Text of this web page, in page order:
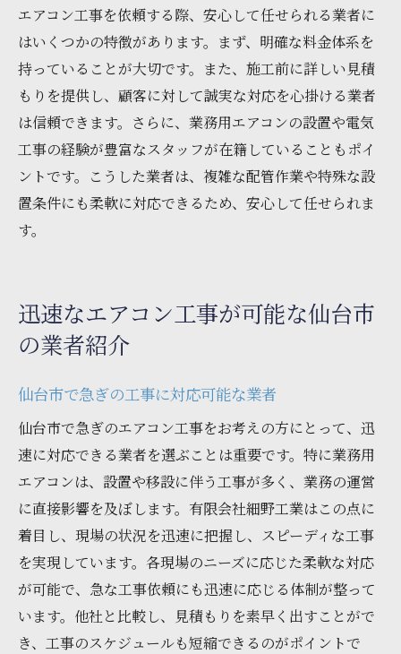
エアコン工事を依頼する際、安心して任せられる業者に
はいくつかの特徴があります。まず、明確な料金体系を
持っていることが大切です。また、施工前に詳しい見積
もりを提供し、顧客に対して誠実な対応を心掛ける業者
は信頼できます。さらに、業務用エアコンの設置や電気
工事の経験が豊富なスタッフが在籍していることもポイ
ントです。こうした業者は、複雑な配管作業や特殊な設
置条件にも柔軟に対応できるため、安心して任せられま
す。
迅速なエアコン工事が可能な仙台市
の業者紹介
仙台市で急ぎの工事に対応可能な業者
仙台市で急ぎのエアコン工事をお考えの方にとって、迅
速に対応できる業者を選ぶことは重要です。特に業務用
エアコンは、設置や移設に伴う工事が多く、業務の運営
に直接影響を及ぼします。有限会社細野工業はこの点に
着目し、現場の状況を迅速に把握し、スピーディな工事
を実現しています。各現場のニーズに応じた柔軟な対応
が可能で、急な工事依頼にも迅速に応じる体制が整って
います。他社と比較し、見積もりを素早く出すことがで
き、工事のスケジュールも短縮できるのがポイントで